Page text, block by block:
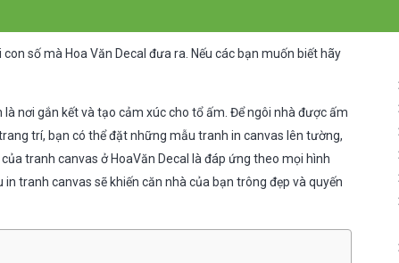
số mà Hoa Văn Decal đưa ra. Nếu các bạn muốn biết hãy
nơi gắn kết và tạo cảm xúc cho tổ ấm. Để ngôi nhà được ấm
trí, bạn có thể đặt những mẫu tranh in canvas lên tường,
tranh canvas ở HoaVăn Decal là đáp ứng theo mọi hình
tranh canvas sẽ khiến căn nhà của bạn trông đẹp và quyến